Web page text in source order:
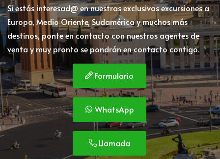
Si estás interesad@ en nuestras exclusivas excursiones a
Europa, Medio Oriente, Sudamérica y muchos más
destinos, ponte en contacto con nuestros agentes de
venta y muy pronto se pondrán en contacto contigo.
Formulario
WhatsApp
Llamada